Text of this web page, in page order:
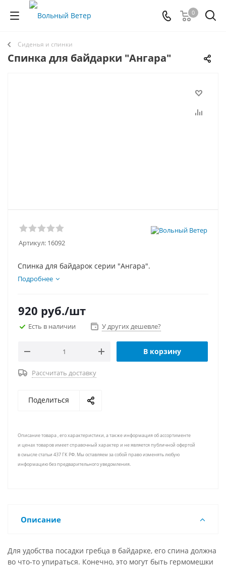
0
Сиденья и спинки
Спинка для байдарки "Ангара"
Артикул: 16092
Спинка для байдарок серии "Ангара".
Подробнее
920 руб./шт
Есть в наличии У других дешевле?
В корзину
Рассчитать доставку
Поделиться
Описание товара , его характеристики, а также информация об ассортименте
и ценах товаров имеет справочный характер и не является публичной офертой
в смысле статьи 437 ГК РФ. Мы оставляем за собой право изменять любую
информацию без предварительного уведомления.
Описание
Для удобства посадки гребца в байдарке, его спина должна
во что-то упираться. Конечно, это могут быть гермомешки